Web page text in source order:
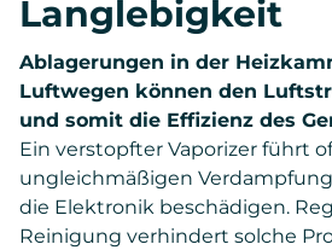
Langlebigkeit
Ablagerungen in der
Luftwegen können den
und somit die Effizienz des
Ein verstopfter Vaporizer führt
ungleichmäßigen
die Elektronik beschädigen.
Reinigung verhindert solche